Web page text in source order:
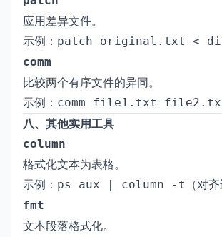
应用差异文件。
示例： patch original.txt <
comm
比较两个有序文件的异同。
示例： comm file1.txt
八、其他实用工具
column
格式化文本为表格。
示例： ps aux | column -t （对
fmt
文本段落格式化。